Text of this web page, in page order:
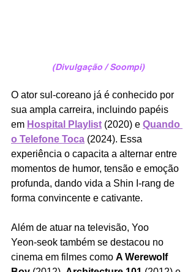
(Divulgação / Soompi)
O ator sul-coreano já é conhecido por
sua ampla carreira, incluindo papéis
em Hospital Playlist (2020) e Quando
o Telefone Toca (2024). Essa
experiência o capacita a alternar entre
momentos de humor, tensão e emoção
profunda, dando vida a Shin I‑rang de
forma convincente e cativante.
Além de atuar na televisão, Yoo
Yeon‑seok também se destacou no
cinema em filmes como A Werewolf